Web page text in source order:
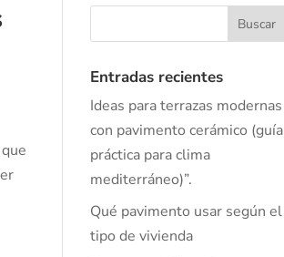
Entradas recientes
Ideas para terrazas modernas
con pavimento cerámico (guía
práctica para clima
mediterráneo)”.
Qué pavimento usar según el
tipo de vivienda